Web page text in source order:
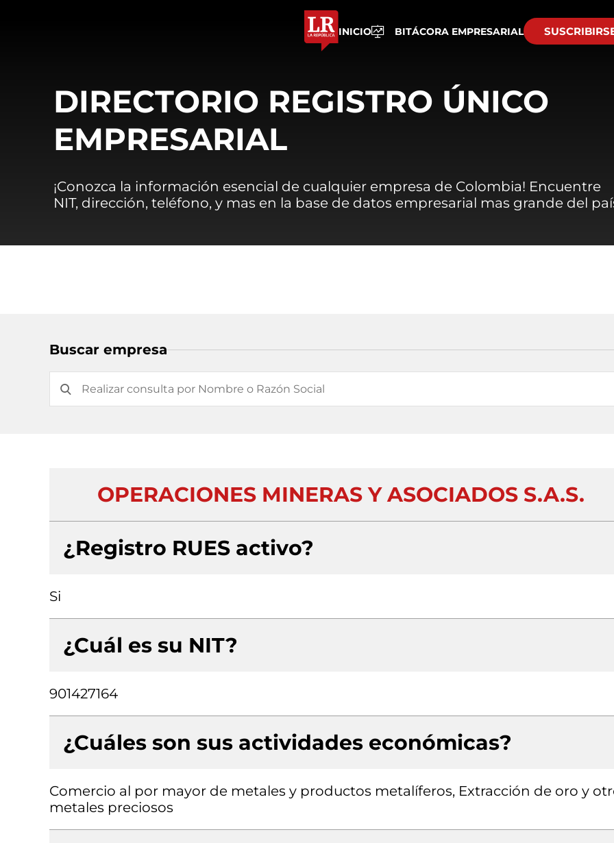
INICIO BITÁCORA EMPRESARIAL
DIRECTORIO REGISTRO ÚNICO
EMPRESARIAL
¡Conozca la información esencial de cualquier empresa de Colombia! Encuentre
NIT, dirección, teléfono, y mas en la base de datos empresarial mas grande del
Buscar empresa
OPERACIONES MINERAS Y ASOCIADOS S.A.S.
¿Registro RUES activo?
Si
¿Cuál es su NIT?
901427164
¿Cuáles son sus actividades económicas?
Comercio al por mayor de metales y productos metalíferos, Extracción de oro y
metales preciosos